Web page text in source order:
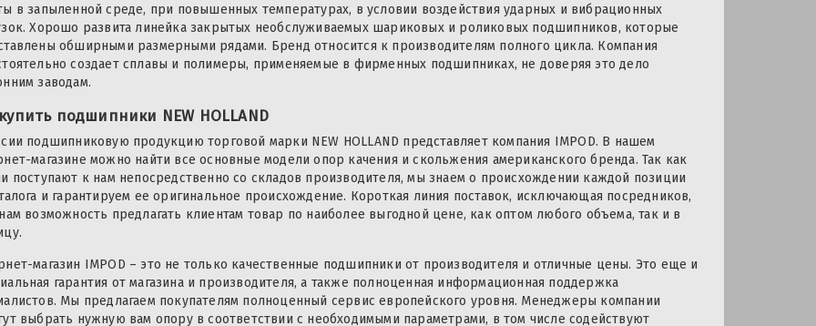
в запыленной среде, при повышенных температурах, в условии воздействия ударных и вибрационных
Хорошо развита линейка закрытых необслуживаемых шариковых и роликовых подшипников, которые
обширными размерными рядами. Бренд относится к производителям полного цикла. Компания
создает сплавы и полимеры, применяемые в фирменных подшипниках, не доверяя это дело
заводам.
подшипники NEW HOLLAND
подшипниковую продукцию торговой марки NEW HOLLAND представляет компания IMPOD. В нашем
магазине можно найти все основные модели опор качения и скольжения американского бренда. Так как
поступают к нам непосредственно со складов производителя, мы знаем о происхождении каждой позиции
и гарантируем ее оригинальное происхождение. Короткая линия поставок, исключающая посредников,
возможность предлагать клиентам товар по наиболее выгодной цене, как оптом любого объема, так и в
магазин IMPOD – это не только качественные подшипники от производителя и отличные цены. Это еще и
гарантия от магазина и производителя, а также полноценная информационная поддержка
Мы предлагаем покупателям полноценный сервис европейского уровня. Менеджеры компании
выбрать нужную вам опору в соответствии с необходимыми параметрами, в том числе содействуют